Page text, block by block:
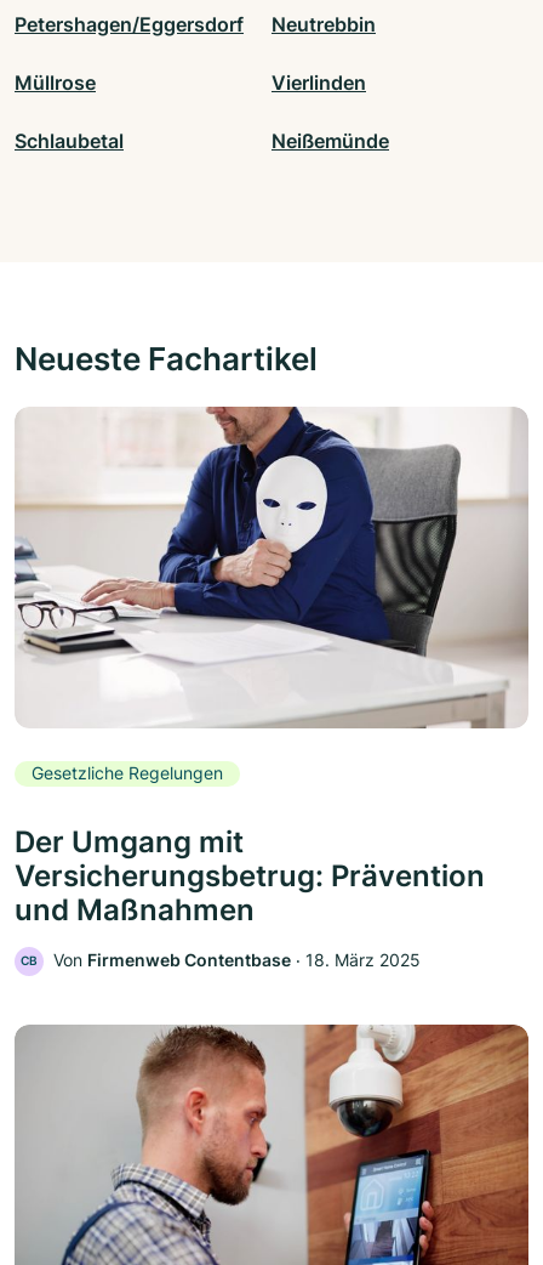
Petershagen/Eggersdorf Neutrebbin
Müllrose Vierlinden
Schlaubetal Neißemünde
Neueste Fachartikel
Gesetzliche Regelungen
Der Umgang mit
Versicherungsbetrug: Prävention
und Maßnahmen
CB Von Firmenweb Contentbase ‧ 18. März 2025